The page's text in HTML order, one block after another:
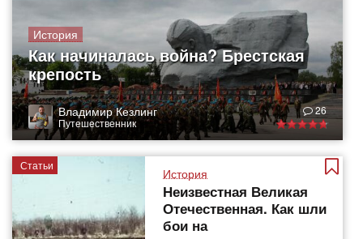
История
Как начиналась война? Брестская
крепость
Владимир Кезлинг
Путешественник
26
Статьи
История
Неизвестная Великая
Отечественная. Как шли
бои на